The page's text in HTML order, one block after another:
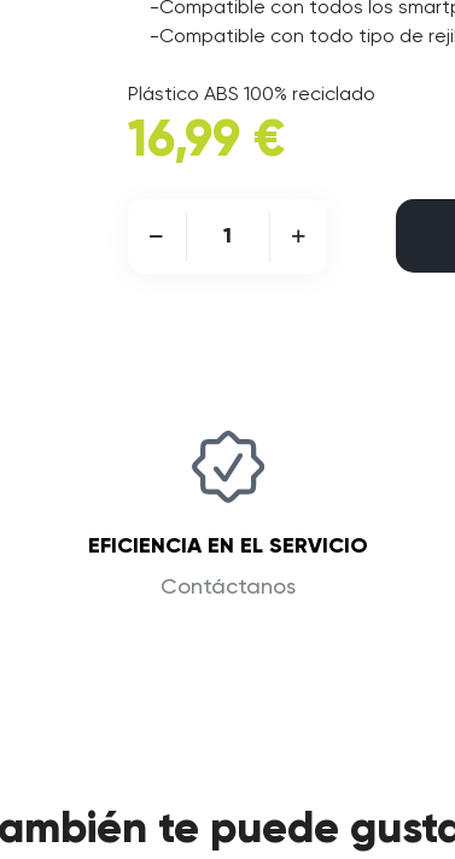
-Compatible con todos los
-Compatible con todo tipo de
Plástico ABS 100% reciclado
16,99 €
EFICIENCIA EN EL SERVICIO
Contáctanos
te puede